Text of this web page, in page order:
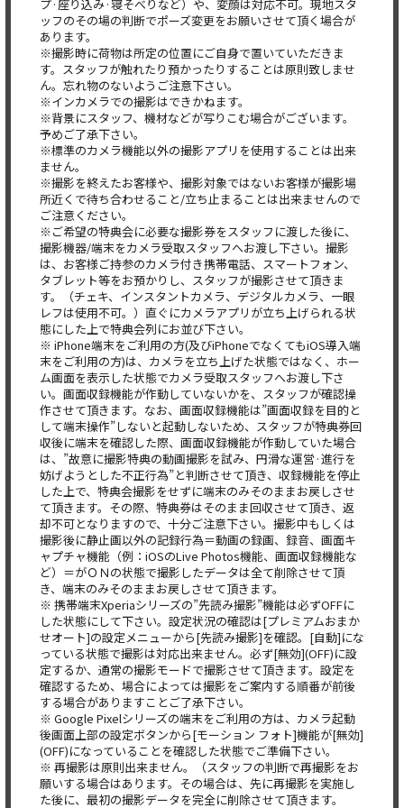
プ·座り込み·寝そべりなど）や、変顔は対応不可。現地スタ
ッフのその場の判断でポーズ変更をお願いさせて頂く場合が
あります。
※撮影時に荷物は所定の位置にご自身で置いていただきま
す。スタッフが触れたり預かったりすることは原則致しませ
ん。忘れ物のないようご注意下さい。
※インカメラでの撮影はできかねます。
※背景にスタッフ、機材などが写りこむ場合がございます。
予めご了承下さい。
※標準のカメラ機能以外の撮影アプリを使用することは出来
ません。
※撮影を終えたお客様や、撮影対象ではないお客様が撮影場
所近くで待ち合わせること/立ち止まることは出来ませんので
ご注意ください。
※ご希望の特典会に必要な撮影券をスタッフに渡した後に、
撮影機器/端末をカメラ受取スタッフへお渡し下さい。撮影
は、お客様ご持参のカメラ付き携帯電話、スマートフォン、
タブレット等をお預かりし、スタッフが撮影させて頂きま
す。（チェキ、インスタントカメラ、デジタルカメラ、一眼
レフは使用不可。）直ぐにカメラアプリが立ち上げられる状
態にした上で特典会列にお並び下さい。
※ iPhone端末をご利用の方(及びiPhoneでなくてもiOS導入端
末をご利用の方)は、カメラを立ち上げた状態ではなく、ホー
ム画面を表示した状態でカメラ受取スタッフへお渡し下さ
い。画面収録機能が作動していないかを、スタッフが確認操
作させて頂きます。なお、画面収録機能は”画面収録を目的と
して端末操作”しないと起動しないため、スタッフが特典券回
収後に端末を確認した際、画面収録機能が作動していた場合
は、”故意に撮影特典の動画撮影を試み、円滑な運営·進行を
妨げようとした不正行為”と判断させて頂き、収録機能を停止
した上で、特典会撮影をせずに端末のみそのままお戻しさせ
て頂きます。その際、特典券はそのまま回収させて頂き、返
却不可となりますので、十分ご注意下さい。撮影中もしくは
撮影後に静止画以外の記録行為＝動画の録画、録音、画面キ
ャプチャ機能（例：iOSのLive Photos機能、画面収録機能な
ど）＝がＯＮの状態で撮影したデータは全て削除させて頂
き、端末のみそのままお戻しさせて頂きます。
※ 携帯端末Xperiaシリーズの”先読み撮影”機能は必ずOFFに
した状態にして下さい。設定状況の確認は[プレミアムおまか
せオート]の設定メニューから[先読み撮影]を確認。[自動]にな
っている状態で撮影は対応出来ません。必ず[無効](OFF)に設
定するか、通常の撮影モードで撮影させて頂きます。設定を
確認するため、場合によっては撮影をご案内する順番が前後
する場合がありますことご了承下さい。
※ Google Pixelシリーズの端末をご利用の方は、カメラ起動
後画面上部の設定ボタンから[モーション フォト]機能が[無効]
(OFF)になっていることを確認した状態でご準備下さい。
※ 再撮影は原則出来ません。（スタッフの判断で再撮影をお
願いする場合はあります。その場合は、先に再撮影を実施し
た後に、最初の撮影データを完全に削除させて頂きます。